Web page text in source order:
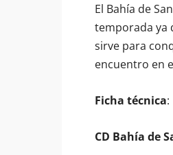
El Bahía de
temporada ya
sirve para
encuentro en
Ficha técnica:
CD Bahía de